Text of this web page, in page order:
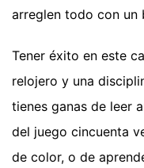
arreglen todo con un
Tener éxito en este
relojero y una
tienes ganas de leer
del juego cincuenta
de color, o de